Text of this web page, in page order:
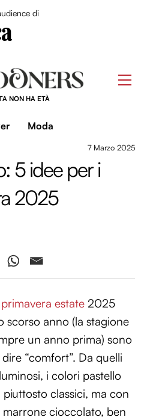
di
NON HA ETÀ
Moda
7 Marzo 2025
5 idee per i
2025
primavera estate 2025
scorso anno (la stagione
un anno prima) sono
“comfort”. Da quelli
i colori pastello
classici, ma con
cioccolato, ben